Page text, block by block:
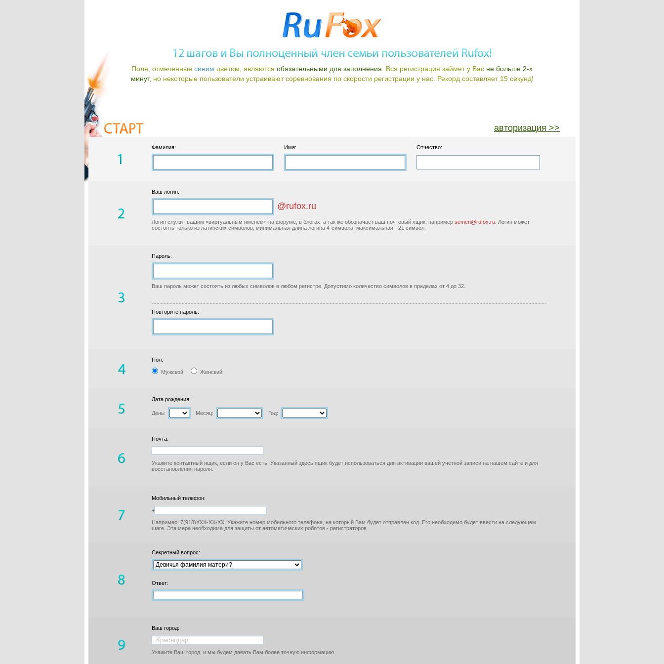
Поля, отмеченные синим цветом, являются обязательными для заполнения. Вся регистрация займет у Вас не больше 2-х
минут, но некоторые пользователи устраивают соревнования по скорости регистрации у нас. Рекорд составляет 19 секунд!
авторизация >>
Фамилия: Имя: Отчество:
Ваш логин:
@rufox.ru
Логин служит вашим «виртуальным именем» на форуме, в блогах, а так же обозначает ваш почтовый ящик, например semen@rufox.ru. Логин может
состоять только из латинских символов, минимальная длина логина 4-символа, максимальная - 21 символ.
Пароль:
Ваш пароль может состоять из любых символов в любом регистре. Допустимо количество символов в пределах от 4 до 32.
Повторите пароль:
Пол:
Мужской Женский
Дата рождения:
День: Месяц: Год:
Почта:
Укажите контактный ящик, если он у Вас есть. Указанный здесь ящик будет использоваться для активации вашей учетной записи на нашем сайте и для
восстановления пароля.
Мобильный телефон:
+
Например: 7(918)XXX-XX-XX. Укажите номер мобильного телефона, на который Вам будет отправлен код. Его необходимо будет ввести на следующем
шаге. Эта мера необходима для защиты от автоматических роботов - регистраторов
Секретный вопрос:
Ответ:
Ваш город:
Укажите Ваш город, и мы будем давать Вам более точную информацию.